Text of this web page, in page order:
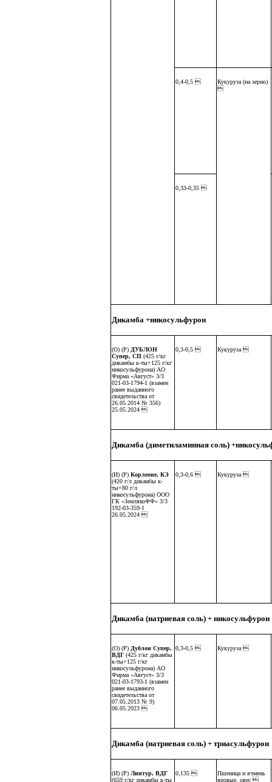
0,4-0,5 
Кукуруза (на зерно)

0,33-0,35 
Дикамба +никосульфурон
(О) (Р) ДУБЛОН
Супер, СП (425 г/кг
дикамбы к-ты+125 г/кг
никосульфурона) АО
Фирма «Август» 3/3
021-03-1794-1 (взамен
ранее выданного
свидетельства от
26.05.2014 № 356)
25.05.2024 
0,3-0,5  Кукуруза 
Дикамба (диметиламинная соль)
(И) (Р) Корлеоне, КЭ
(420 г/л дикамбы к-
ты+80 г/л
никосульфурона) ООО
ГК «ЗемлякоФФ» 3/3
192-03-359-1
26.05.2024 
0,3-0,6  Кукуруза 
Дикамба (натриевая соль) + никосульфурон
(О) (Р) Дублон Супер,
ВДГ (425 г/кг дикамбы
к-ты+125 г/кг
никосульфурона) АО
Фирма «Август» 3/3
021-03-1793-1 (взамен
ранее выданного
свидетельства от
07.05.2013 № 9)
06.05.2023 
0,3-0,5  Кукуруза 
Дикамба (натриевая соль) + триасульфурон
(И) (Р) Линтур, ВДГ
(659 г/кг дикамбы к-ты
0,135 
Пшеница и ячмень
яровые, овес 